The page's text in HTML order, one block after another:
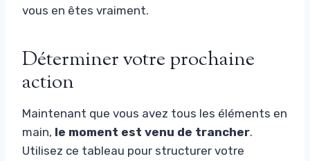
vous en êtes vraiment.
Déterminer votre prochaine
action
Maintenant que vous avez tous les éléments en
main, le moment est venu de trancher.
Utilisez ce tableau pour structurer votre